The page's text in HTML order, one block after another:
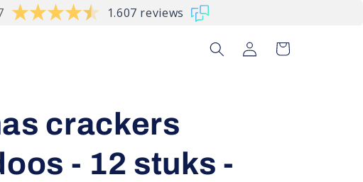
1.607 reviews
InloggenWinkelwagen
crackers
- 12 stuks -